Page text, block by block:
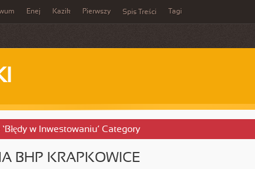
Enej Kazik Pierwszy Spis Treści Tagi
w Inwestowaniu’ Category
BHP KRAPKOWICE